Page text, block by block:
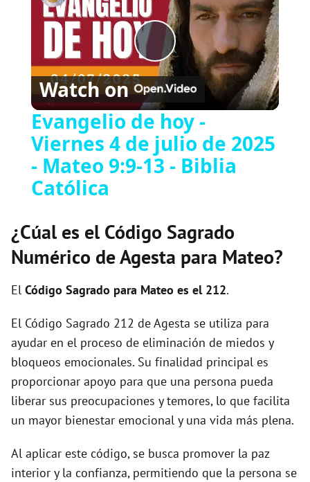
P
l
a
V
i
e
o
Watch on
Evangelio de hoy -
Viernes 4 de julio de 2025
- Mateo 9:9-13 - Biblia
Católica
¿Cúal es el Código Sagrado
Numérico de Agesta para Mateo?
El Código Sagrado para Mateo es el 212.
El Código Sagrado 212 de Agesta se utiliza para
ayudar en el proceso de eliminación de miedos y
bloqueos emocionales. Su finalidad principal es
proporcionar apoyo para que una persona pueda
liberar sus preocupaciones y temores, lo que facilita
un mayor bienestar emocional y una vida más plena.
Al aplicar este código, se busca promover la paz
interior y la confianza, permitiendo que la persona se